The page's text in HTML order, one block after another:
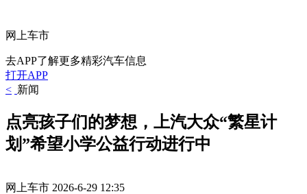
网上车市
去APP了解更多精彩汽车信息
打开APP
< 新闻
点亮孩子们的梦想，上汽大众“繁星计
划”希望小学公益行动进行中
网上车市 2026-6-29 12:35